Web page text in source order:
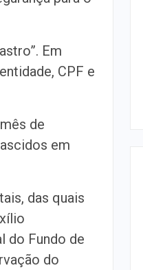
Em
CPF e
de
em
das quais
do Fundo de
do
Homem Aranha: Um Novo